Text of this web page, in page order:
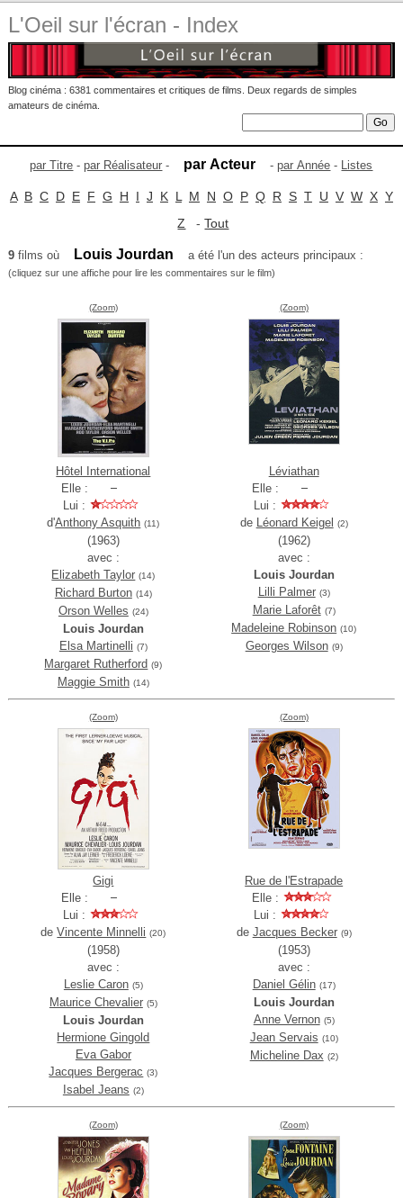
L'Oeil sur l'écran - Index
Blog cinéma : 6381 commentaires et critiques de films. Deux regards de simples
amateurs de cinéma.
par Titre -par Réalisateur - par Acteur -par Année - Listes
A B C D E F G H I J K L M N O P Q R S T U V W X Y
Z -Tout
9films où Louis Jourdan a été l'un des acteurs principaux :
(cliquez sur une affiche pour lire les commentaires sur le film)
(Zoom)
Hôtel International
Elle :
Lui :
d'Anthony Asquith (11)
(1963)
avec :
Elizabeth Taylor (14)
Richard Burton (14)
Orson Welles (24)
Louis Jourdan
Elsa Martinelli (7)
Margaret Rutherford (9)
Maggie Smith (14)
(Zoom)
Léviathan
Elle :
Lui :
de Léonard Keigel (2)
(1962)
avec :
Louis Jourdan
Lilli Palmer (3)
Marie Laforêt (7)
Madeleine Robinson (10)
Georges Wilson (9)
(Zoom)
Gigi
Elle :
Lui :
deVincente Minnelli (20)
(1958)
avec :
Leslie Caron (5)
Maurice Chevalier (5)
Louis Jourdan
Hermione Gingold
Eva Gabor
Jacques Bergerac (3)
Isabel Jeans (2)
(Zoom)
Rue de l'Estrapade
Elle :
Lui :
de Jacques Becker (9)
(1953)
avec :
Daniel Gélin (17)
Louis Jourdan
Anne Vernon (5)
Jean Servais (10)
Micheline Dax (2)
(Zoom) (Zoom)